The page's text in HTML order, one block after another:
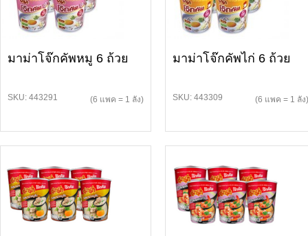
มาม่าโจ๊กคัพหมู 6 ถ้วย
SKU: 443291 (6 แพค = 1 ลัง)
มาม่าโจ๊กคัพไก่ 6 ถ้วย
SKU: 443309 (6 แพค = 1 ลัง)